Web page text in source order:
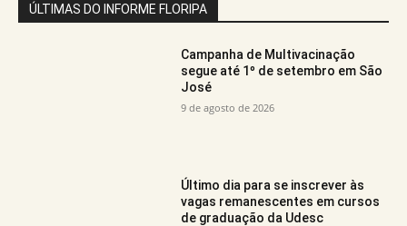
ÚLTIMAS DO INFORME FLORIPA
Campanha de Multivacinação
segue até 1º de setembro em São
José
9 de agosto de 2026
Último dia para se inscrever às
vagas remanescentes em cursos
de graduação da Udesc